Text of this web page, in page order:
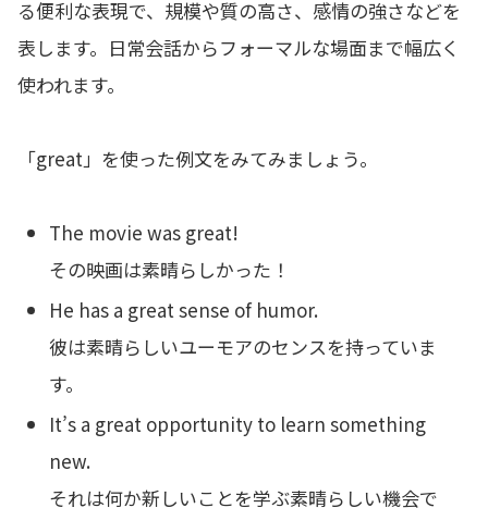
る便利な表現で、規模や質の高さ、感情の強さなどを
表します。日常会話からフォーマルな場面まで幅広く
使われます。
「great」を使った例文をみてみましょう。
The movie was great!
その映画は素晴らしかった！
He has a great sense of humor.
彼は素晴らしいユーモアのセンスを持っていま
す。
It’s a great opportunity to learn something
new.
それは何か新しいことを学ぶ素晴らしい機会で